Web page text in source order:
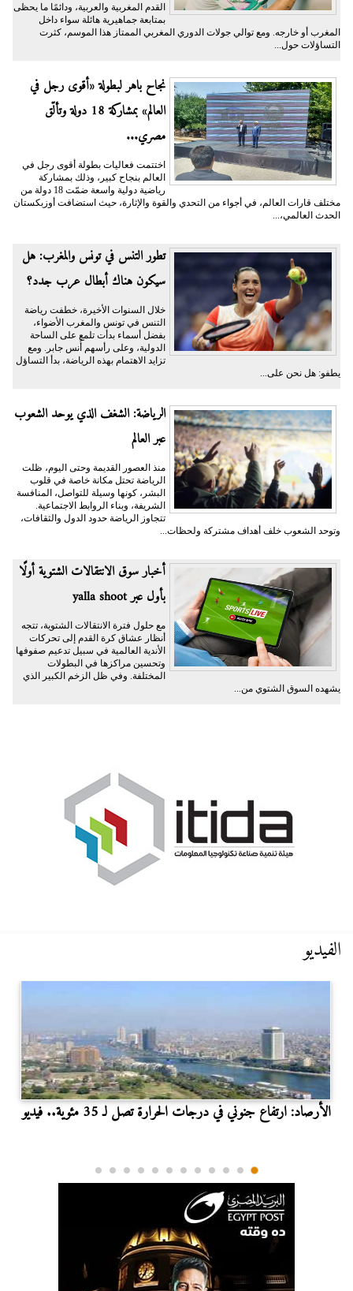
القدم المغربية والعربية، ودائمًا ما يحظى
بمتابعة جماهيرية هائلة سواء داخل
المغرب أو خارجه. ومع توالي جولات الدوري المغربي الممتاز هذا الموسم، كثرت
التساؤلات حول...
نجاح باهر لبطولة «أقوى رجل في
العالم» بمشاركة 18 دولة وتألّق
مصري...
اختتمت فعاليات بطولة أقوى رجل في
العالم بنجاح كبير، وذلك بمشاركة
رياضية دولية واسعة ضمّت 18 دولة من
مختلف قارات العالم، في أجواء من التحدي والقوة والإثارة، حيث استضافت أوزبكستان
الحدث العالمي،...
تطور التنس في تونس والمغرب: هل
سيكون هناك أبطال عرب جدد؟
خلال السنوات الأخيرة، خطفت رياضة
التنس في تونس والمغرب الأضواء،
بفضل أسماء بدأت تلمع على الساحة
الدولية، وعلى رأسهم أُنس جابر. ومع
تزايد الاهتمام بهذه الرياضة، بدأ التساؤل
يطفو: هل نحن على...
الرياضة: الشغف الذي يوحد الشعوب
عبر العالم
منذ العصور القديمة وحتى اليوم، ظلت
الرياضة تحتل مكانة خاصة في قلوب
البشر، كونها وسيلة للتواصل، المنافسة
الشريفة، وبناء الروابط الاجتماعية.
تتجاوز الرياضة حدود الدول والثقافات،
وتوحد الشعوب خلف أهداف مشتركة ولحظات...
أخبار سوق الانتقالات الشتوية أولًا
بأول عبر yalla shoot
مع حلول فترة الانتقالات الشتوية، تتجه
أنظار عشاق كرة القدم إلى تحركات
الأندية العالمية في سبيل تدعيم صفوفها
وتحسين مراكزها في البطولات
المختلفة. وفي ظل الزخم الكبير الذي
يشهده السوق الشتوي من...
الفيديو
الأرصاد: ارتفاع جنوني في درجات الحرارة تصل لـ 35 مئوية.. فيديو